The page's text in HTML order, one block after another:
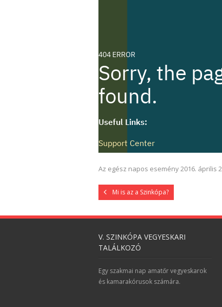
Az egész napos esemény 2016. április
Mi is az a Szinkópa?
V. SZINKÓPA VEGYESKARI
TALÁLKOZÓ
Egy szakmai nap amatőr vegyeskarok
és kamarakórusok számára.